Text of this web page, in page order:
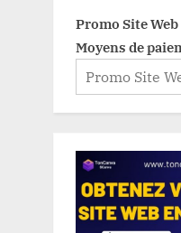
Promo Site
Moyens de